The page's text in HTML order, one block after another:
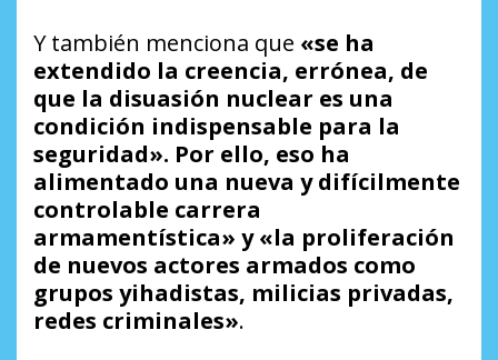
Y también menciona que «se ha
extendido la creencia, errónea, de
que la disuasión nuclear es una
condición indispensable para la
seguridad». Por ello, eso ha
alimentado una nueva y difícilmente
controlable carrera
armamentística» y «la proliferación
de nuevos actores armados como
grupos yihadistas, milicias privadas,
redes criminales».